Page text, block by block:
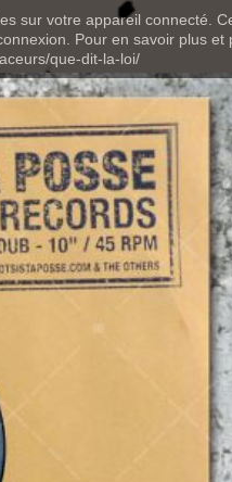
sur votre appareil connecté.
Pour en savoir plus
que-dit-la-loi/